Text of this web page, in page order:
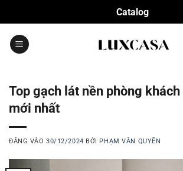
qua
nội
dung
Catalog
Top gạch lát nền phòng
mới nhất
ĐĂNG VÀO30/12/2024 BỞI PHẠM VĂN QUYỀN